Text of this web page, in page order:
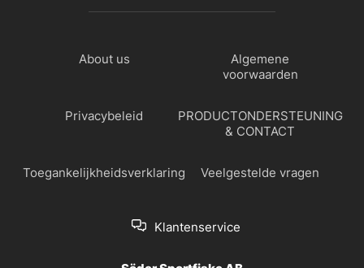
About us
Algemene
voorwaarden
Privacybeleid
PRODUCTONDERSTEUNING
& CONTACT
Toegankelijkheidsverklaring Veelgestelde vragen
Klantenservice